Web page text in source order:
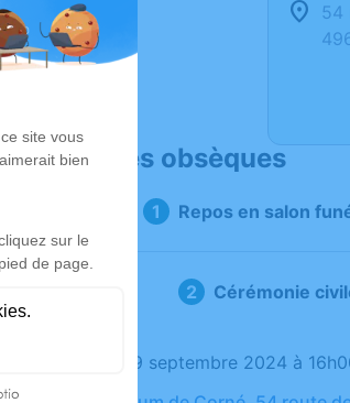
54
Déroulé des obsèques
Repos en salon
Cérémonie
Le jeudi 19 septembre 2024 à